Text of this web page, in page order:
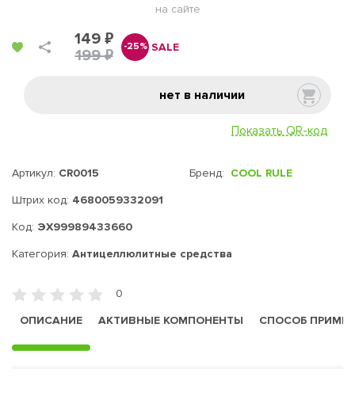
на сайте
149 ₽
199 ₽
-25% SALE
нет в наличии
Показать QR-код
Артикул: CR0015
Штрих код: 4680059332091
Код: ЭХ99989433660
Бренд: COOL RULE
Категория: Антицеллюлитные средства
0
ОПИСАНИЕ
АКТИВНЫЕ КОМПОНЕНТЫ СПОСОБ